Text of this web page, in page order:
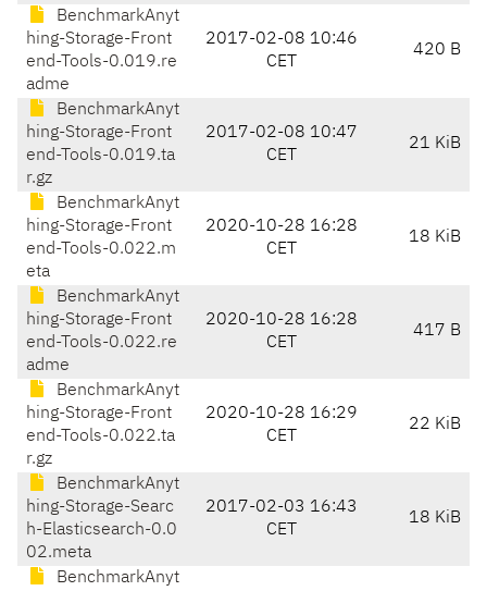
BenchmarkAnyt
hing-Storage-Front
end-Tools-0.019.re
adme
2017-02-08 10:46
CET
420 B
BenchmarkAnyt
hing-Storage-Front
end-Tools-0.019.ta
r.gz
2017-02-08 10:47
CET
21 KiB
BenchmarkAnyt
hing-Storage-Front
end-Tools-0.022.m
eta
2020-10-28 16:28
CET
18 KiB
BenchmarkAnyt
hing-Storage-Front
end-Tools-0.022.re
adme
2020-10-28 16:28
CET
417 B
BenchmarkAnyt
hing-Storage-Front
end-Tools-0.022.ta
r.gz
2020-10-28 16:29
CET
22 KiB
BenchmarkAnyt
hing-Storage-Searc
h-Elasticsearch-0.0
02.meta
2017-02-03 16:43
CET
18 KiB
BenchmarkAnyt